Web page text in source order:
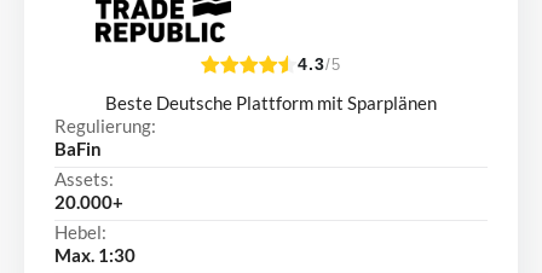
4.3/5
Beste Deutsche Plattform mit Sparplänen
Regulierung:
BaFin
Assets:
20.000+
Hebel:
Max. 1:30